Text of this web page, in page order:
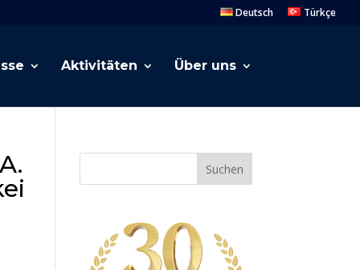
Deutsch Türkçe
Aktivitäten Über uns
Suchen